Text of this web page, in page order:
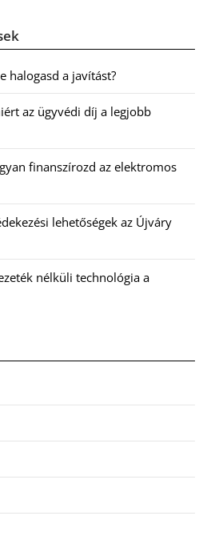
halogasd a javítást?
az ügyvédi díj a legjobb
finanszírozd az elektromos
lehetőségek az Újváry
nélküli technológia a